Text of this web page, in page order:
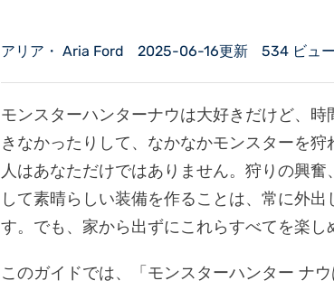
アリア・ Aria Ford 2025-06-16更新 534 ビュー
モンスターハンターナウは大好きだけど、
きなかったりして、なかなかモンスターを
人はあなただけではありません。狩りの興
して素晴らしい装備を作ることは、常に外
す。でも、家から出ずにこれらすべてを楽し
このガイドでは、「モンスターハンター ナ